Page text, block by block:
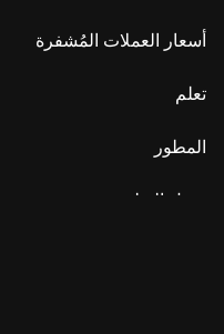
أسعار العملات المُشفرة
تعلم
المطور
تنزيل التطبيق